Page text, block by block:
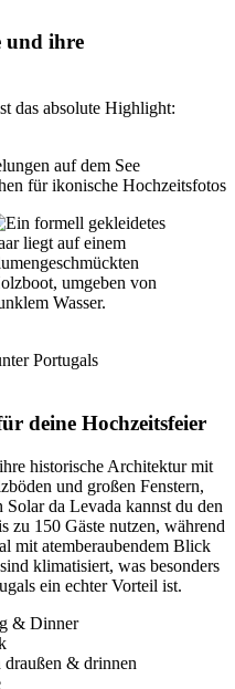
und ihre
das absolute Highlight:
auf dem See
für ikonische Hochzeitsfotos
Portugals
deine Hochzeitsfeier
historische Architektur mit
und großen Fenstern,
da Levada kannst du den
zu 150 Gäste nutzen, während
mit atemberaubendem Blick
klimatisiert, was besonders
ein echter Vorteil ist.
& Dinner
draußen & drinnen